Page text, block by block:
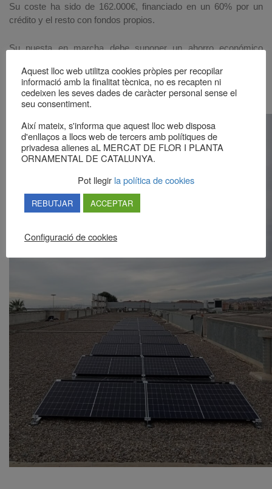
Su coste ha sido de 162.000€, financiado en un 60% por un
crédito y el resto con fondos propios.
Su puesta en marcha debe suponer un ahorro económico
Aquest lloc web utilitza cookies pròpies per recopilar
informació amb la finalitat tècnica, no es recapten ni
cedeixen les seves dades de caràcter personal sense el
seu consentiment.
Així mateix, s'informa que aquest lloc web disposa
d'enllaços a llocs web de tercers amb polítiques de
privadesa alienes aL MERCAT DE FLOR I PLANTA
ORNAMENTAL DE CATALUNYA.
Pot llegir la política de cookies
REBUTJAR ACCEPTAR
Configuració de cookies